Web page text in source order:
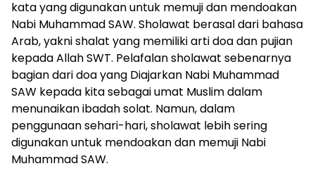
kata yang digunakan untuk memuji dan mendoakan
Nabi Muhammad SAW. Sholawat berasal dari bahasa
Arab, yakni shalat yang memiliki arti doa dan pujian
kepada Allah SWT. Pelafalan sholawat sebenarnya
bagian dari doa yang Diajarkan Nabi Muhammad
SAW kepada kita sebagai umat Muslim dalam
menunaikan ibadah solat. Namun, dalam
penggunaan sehari-hari, sholawat lebih sering
digunakan untuk mendoakan dan memuji Nabi
Muhammad SAW.